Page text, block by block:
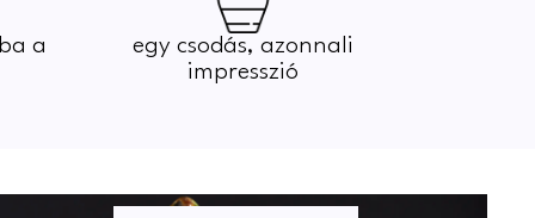
a
egy csodás, azonnali
impresszió